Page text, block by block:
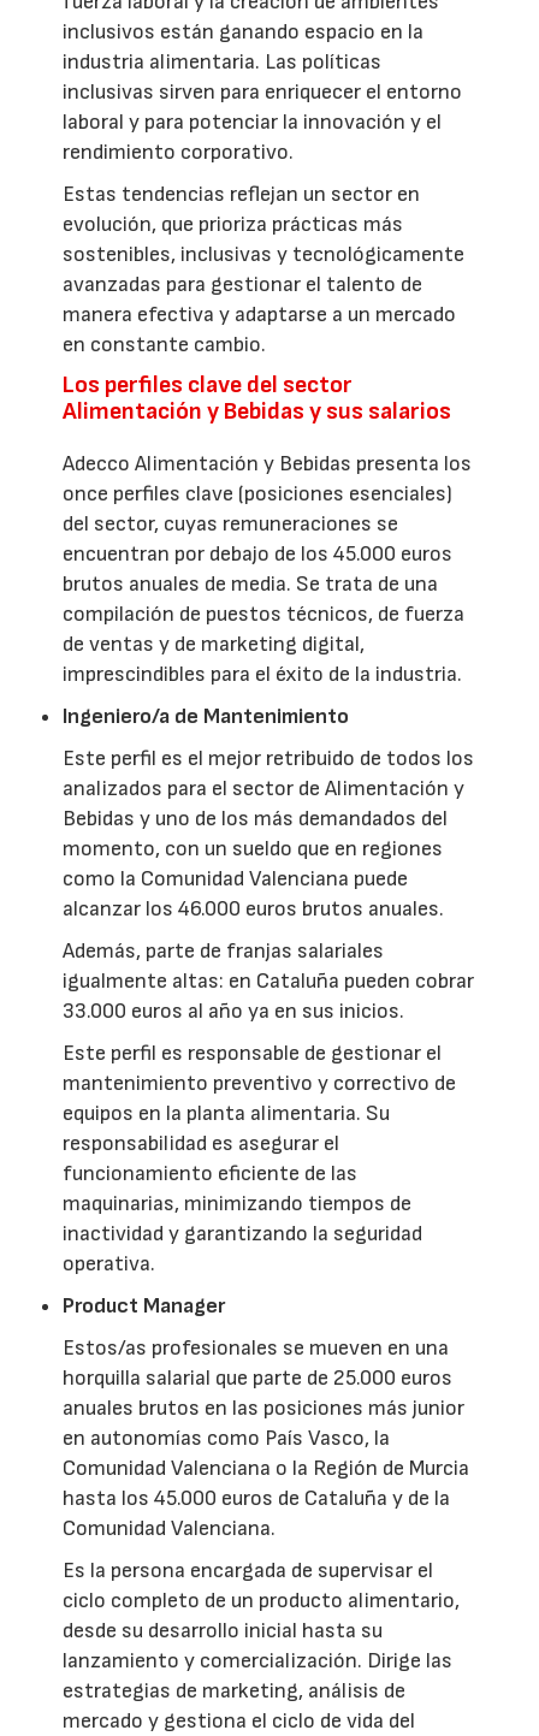
inclusivos están ganando espacio en la
industria alimentaria. Las políticas
inclusivas sirven para enriquecer el entorno
laboral y para potenciar la innovación y el
rendimiento corporativo.
Estas tendencias reflejan un sector en
evolución, que prioriza prácticas más
sostenibles, inclusivas y tecnológicamente
avanzadas para gestionar el talento de
manera efectiva y adaptarse a un mercado
en constante cambio.
Los perfiles clave del sector
Alimentación y Bebidas y sus salarios
Adecco Alimentación y Bebidas presenta los
once perfiles clave (posiciones esenciales)
del sector, cuyas remuneraciones se
encuentran por debajo de los 45.000 euros
brutos anuales de media. Se trata de una
compilación de puestos técnicos, de fuerza
de ventas y de marketing digital,
imprescindibles para el éxito de la industria.
Ingeniero/a de Mantenimiento
Este perfil es el mejor retribuido de todos los
analizados para el sector de Alimentación y
Bebidas y uno de los más demandados del
momento, con un sueldo que en regiones
como la Comunidad Valenciana puede
alcanzar los 46.000 euros brutos anuales.
Además, parte de franjas salariales
igualmente altas: en Cataluña pueden cobrar
33.000 euros al año ya en sus inicios.
Este perfil es responsable de gestionar el
mantenimiento preventivo y correctivo de
equipos en la planta alimentaria. Su
responsabilidad es asegurar el
funcionamiento eficiente de las
maquinarias, minimizando tiempos de
inactividad y garantizando la seguridad
operativa.
Product Manager
Estos/as profesionales se mueven en una
horquilla salarial que parte de 25.000 euros
anuales brutos en las posiciones más junior
en autonomías como País Vasco, la
Comunidad Valenciana o la Región de Murcia
hasta los 45.000 euros de Cataluña y de la
Comunidad Valenciana.
Es la persona encargada de supervisar el
ciclo completo de un producto alimentario,
desde su desarrollo inicial hasta su
lanzamiento y comercialización. Dirige las
estrategias de marketing, análisis de
mercado y gestiona el ciclo de vida del